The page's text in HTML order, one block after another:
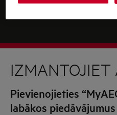
IZMANTOJIET
Pievienojieties
labākos piedāvājumus